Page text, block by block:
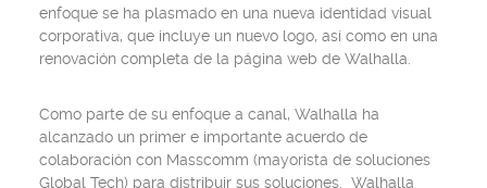
enfoque se ha plasmado en una nueva identidad visual
corporativa, que incluye un nuevo logo, así como en una
renovación completa de la página web de Walhalla.
Como parte de su enfoque a canal, Walhalla ha
alcanzado un primer e importante acuerdo de
colaboración con Masscomm (mayorista de soluciones
Global Tech) para distribuir sus soluciones. Walhalla